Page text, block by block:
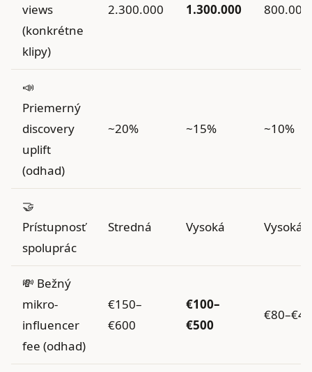
views
(konkrétne
klipy)
2.300.000 1.300.000 800.000
📣
Priemerný
discovery
uplift
(odhad)
~20% ~15% ~10%
🤝
Prístupnosť
spoluprác
Stredná Vysoká Vysoká
💸 Bežný
mikro-
influencer
fee (odhad)
€150–
€600
€100–
€500